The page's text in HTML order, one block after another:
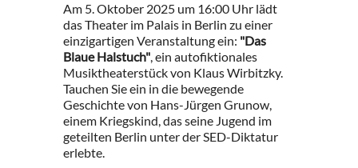
Am 5. Oktober 2025 um 16:00 Uhr lädt
das Theater im Palais in Berlin zu einer
einzigartigen Veranstaltung ein: "Das
Blaue Halstuch", ein autofiktionales
Musiktheaterstück von Klaus Wirbitzky.
Tauchen Sie ein in die bewegende
Geschichte von Hans-Jürgen Grunow,
einem Kriegskind, das seine Jugend im
geteilten Berlin unter der SED-Diktatur
erlebte.